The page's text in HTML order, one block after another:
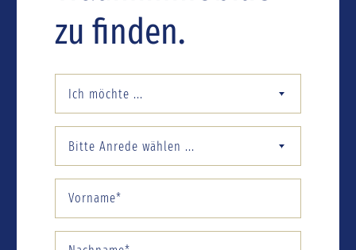
zu finden.
Ich möchte ...
Bitte Anrede wählen ...